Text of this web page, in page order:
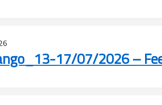
17/07/2026 –